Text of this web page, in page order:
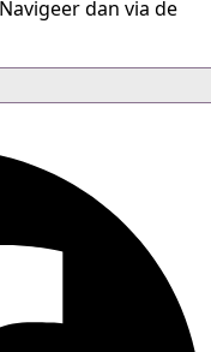
dan via de